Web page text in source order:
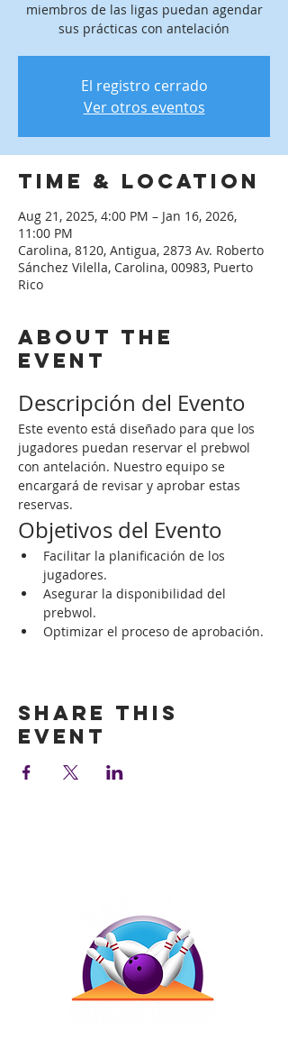
miembros de las ligas puedan agendar
sus prácticas con antelación
El registro cerrado
Ver otros eventos
Time & Location
Aug 21, 2025, 4:00 PM – Jan 16, 2026,
11:00 PM
Carolina, 8120, Antigua, 2873 Av. Roberto
Sánchez Vilella, Carolina, 00983, Puerto
Rico
About the
event
Descripción del Evento
Este evento está diseñado para que los
jugadores puedan reservar el prebwol
con antelación. Nuestro equipo se
encargará de revisar y aprobar estas
reservas.
Objetivos del Evento
Facilitar la planificación de los
jugadores.
Asegurar la disponibilidad del
prebwol.
Optimizar el proceso de aprobación.
Share this
event